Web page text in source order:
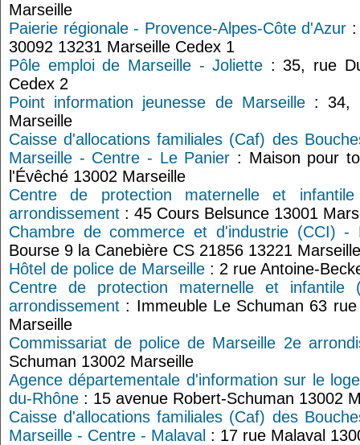
Marseille
Paierie régionale - Provence-Alpes-Côte d'Azur
30092 13231 Marseille Cedex 1
Pôle emploi de Marseille - Joliette : 35, rue
Cedex 2
Point information jeunesse de Marseille: 34,
Marseille
Caisse d'allocations familiales (Caf) des
Marseille - Centre - Le Panier : Maison pour
l'Évêché 13002 Marseille
Centre de protection maternelle et
arrondissement : 45 Cours Belsunce 13001
Chambre de commerce et d'industrie (CCI) -
Bourse 9 la Canebière CS 21856 13221
Hôtel de police de Marseille : 2 rue Antoine-
Centre de protection maternelle et
arrondissement : Immeuble Le Schuman 63
Marseille
Commissariat de police de Marseille 2e
Schuman 13002 Marseille
Agence départementale d'information sur le
du-Rhône : 15 avenue Robert-Schuman 13002
Caisse d'allocations familiales (Caf) des
Marseille - Centre - Malaval : 17 rue Malaval